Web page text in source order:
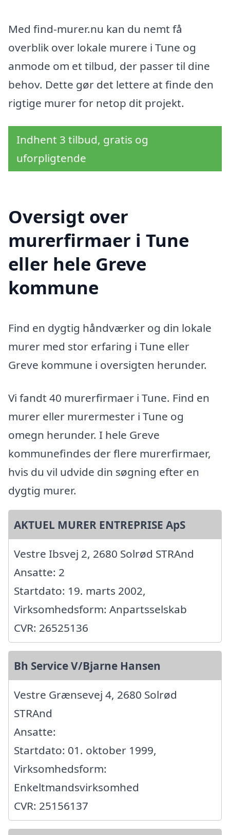
Med find-murer.nu kan du nemt få
overblik over lokale murere i Tune og
anmode om et tilbud, der passer til dine
behov. Dette gør det lettere at finde den
rigtige murer for netop dit projekt.
Indhent 3 tilbud, gratis og
uforpligtende
Oversigt over
murerfirmaer i Tune
eller hele Greve
kommune
Find en dygtig håndværker og din lokale
murer med stor erfaring i Tune eller
Greve kommune i oversigten herunder.
Vi fandt 40 murerfirmaer i Tune. Find en
murer eller murermester i Tune og
omegn herunder. I hele Greve
kommunefindes der flere murerfirmaer,
hvis du vil udvide din søgning efter en
dygtig murer.
AKTUEL MURER ENTREPRISE ApS
Vestre Ibsvej 2, 2680 Solrød STRAnd
Ansatte: 2
Startdato: 19. marts 2002,
Virksomhedsform: Anpartsselskab
CVR: 26525136
Bh Service V/Bjarne Hansen
Vestre Grænsevej 4, 2680 Solrød
STRAnd
Ansatte:
Startdato: 01. oktober 1999,
Virksomhedsform:
Enkeltmandsvirksomhed
CVR: 25156137